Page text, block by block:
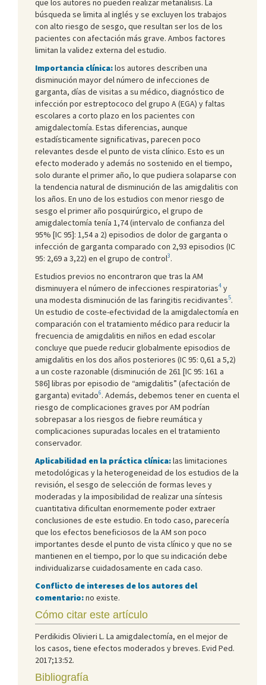
búsqueda se limita al inglés y se excluyen los trabajos
con alto riesgo de sesgo, que resultan ser los de los
pacientes con afectación más grave. Ambos factores
limitan la validez externa del estudio.
Importancia clínica:los autores describen una
disminución mayor del número de infecciones de
garganta, días de visitas a su médico, diagnóstico de
infección por estreptococo del grupo A (EGA) y faltas
escolares a corto plazo en los pacientes con
amigdalectomía. Estas diferencias, aunque
estadísticamente significativas, parecen poco
relevantes desde el punto de vista clínico. Esto es un
efecto moderado y además no sostenido en el tiempo,
solo durante el primer año, lo que pudiera solaparse con
la tendencia natural de disminución de las amigdalitis con
los años. En uno de los estudios con menor riesgo de
sesgo el primer año posquirúrgico, el grupo de
amigdalectomía tenía 1,74 (intervalo de confianza del
95% [IC 95]: 1,54 a 2) episodios de dolor de garganta o
infección de garganta comparado con 2,93 episodios (IC
95: 2,69 a 3,22) en el grupo de control3.
Estudios previos no encontraron que tras la AM
disminuyera el número de infecciones respiratorias4 y
una modesta disminución de las faringitis recidivantes5.
Un estudio de coste-efectividad de la amigdalectomía en
comparación con el tratamiento médico para reducir la
frecuencia de amigdalitis en niños en edad escolar
concluye que puede reducir globalmente episodios de
amigdalitis en los dos años posteriores (IC 95: 0,61 a 5,2)
a un coste razonable (disminución de 261 [IC 95: 161 a
586] libras por episodio de “amigdalitis” (afectación de
garganta) evitado6. Además, debemos tener en cuenta el
riesgo de complicaciones graves por AM podrían
sobrepasar a los riesgos de fiebre reumática y
complicaciones supuradas locales en el tratamiento
conservador.
Aplicabilidad en la práctica clínica:las limitaciones
metodológicas y la heterogeneidad de los estudios de la
revisión, el sesgo de selección de formas leves y
moderadas y la imposibilidad de realizar una síntesis
cuantitativa dificultan enormemente poder extraer
conclusiones de este estudio. En todo caso, parecería
que los efectos beneficiosos de la AM son poco
importantes desde el punto de vista clínico y que no se
mantienen en el tiempo, por lo que su indicación debe
individualizarse cuidadosamente en cada caso.
Conflicto de intereses de los autores del
comentario:no existe.
Cómo citar este artículo
Perdikidis Olivieri L. La amigdalectomía, en el mejor de
los casos, tiene efectos moderados y breves. Evid Ped.
2017;13:52.
Bibliografía